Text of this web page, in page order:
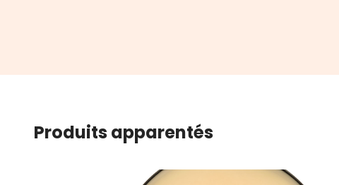
Produits apparentés